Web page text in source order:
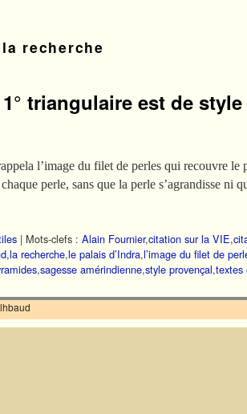
la recherche
triangulaire est de
l’image du filet de perles qui recouvre le
perle, sans que la perle s’agrandisse ni
| Mots-clefs : Alain Fournier,citation sur la VIE,
,la recherche,le palais d’Indra,l’image du filet de
,sagesse amérindienne,style provençal,textes